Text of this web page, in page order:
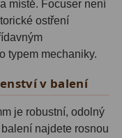
místě. Focuser není
ostření
typem mechaniky.
v balení
je robustní, odolný
najdete rosnou